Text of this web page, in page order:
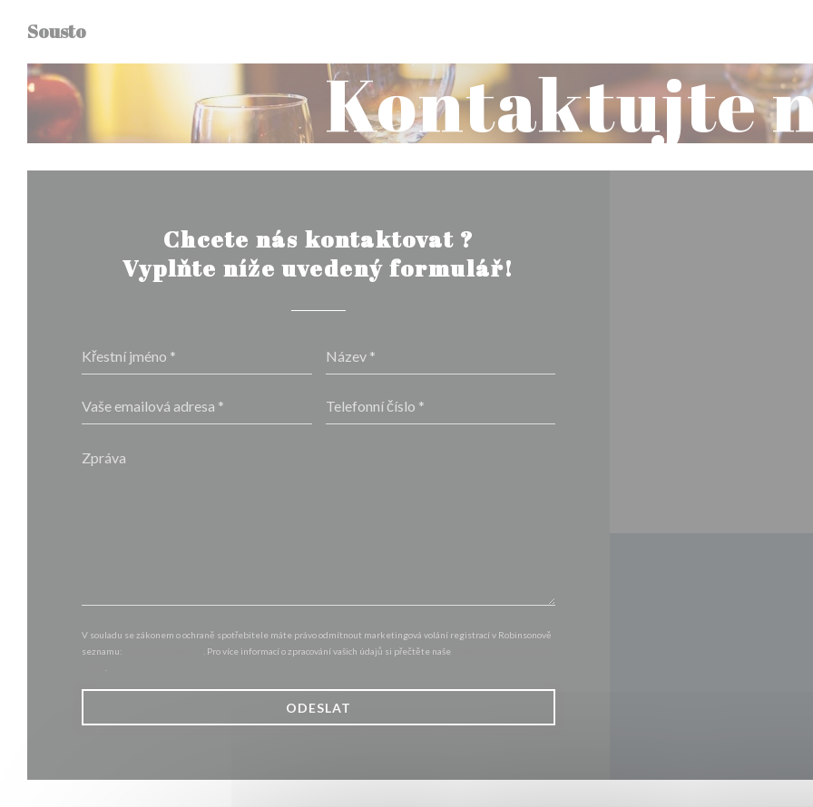
Sousto
Kontaktujte
Chcete nás kontaktovat ?
Vyplňte níže uvedený formulář!
V souladu se zákonem o ochraně spotřebitele máte právo odmítnout marketingová volání registrací v Robinsonově
seznamu:
. Pro více informací o zpracování vašich údajů si přečtěte naše